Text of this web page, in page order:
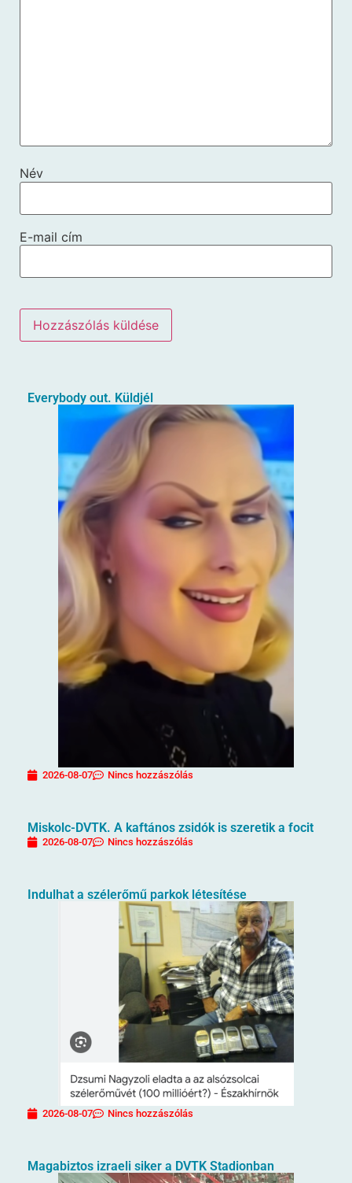
Név
E-mail cím
Everybody out. Küldjél
2026-08-07 Nincs hozzászólás
Miskolc-DVTK. A kaftános zsidók is szeretik a focit
2026-08-07 Nincs hozzászólás
Indulhat a szélerőmű parkok létesítése
2026-08-07 Nincs hozzászólás
Magabiztos izraeli siker a DVTK Stadionban